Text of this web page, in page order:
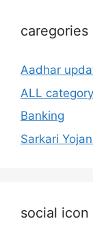
caregories
Aadhar
ALL category
Banking
Sarkari
social icon